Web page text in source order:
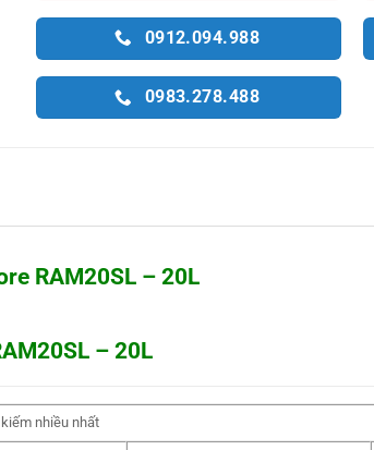
0912.094.988
0983.278.488
RAM20SL – 20L
– 20L
nhiều nhất